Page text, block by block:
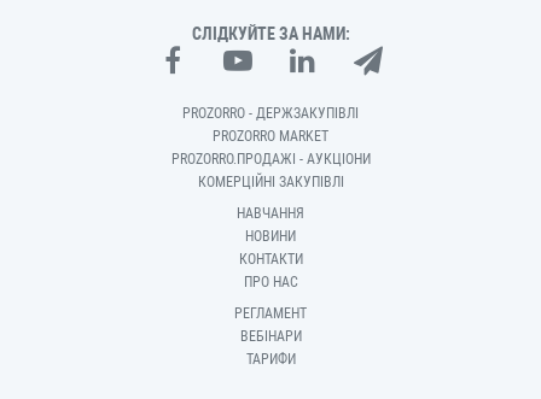
СЛІДКУЙТЕ ЗА НАМИ:
PROZORRO - ДЕРЖЗАКУПІВЛІ
PROZORRO MARKET
PROZORRO.ПРОДАЖІ - АУКЦІОНИ
КОМЕРЦІЙНІ ЗАКУПІВЛІ
НАВЧАННЯ
НОВИНИ
КОНТАКТИ
ПРО НАС
РЕГЛАМЕНТ
ВЕБІНАРИ
ТАРИФИ